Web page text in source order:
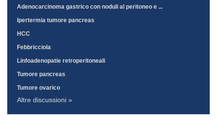
Adenocarcinoma gastrico con noduli al peritoneo e ...
Ipertermia tumore pancreas
HCC
Febbricciola
Linfoadenopatie retroperitoneali
Tumore pancreas
Tumore ovarico
Altre discussioni »